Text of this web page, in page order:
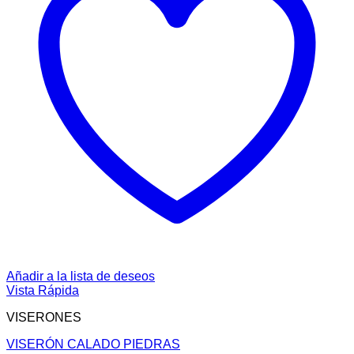
Añadir a la lista de deseos
Vista Rápida
VISERONES
VISERÓN CALADO PIEDRAS